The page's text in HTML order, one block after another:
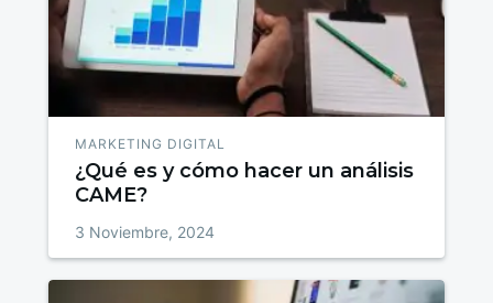
MARKETING DIGITAL
¿Qué es y cómo hacer un análisis
CAME?
3 Noviembre, 2024